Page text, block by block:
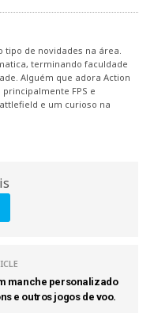
de novidades na área.
terminando faculdade
Alguém que adora Action
FPS e
e um curioso na
manche personalizado
e outros jogos de voo.